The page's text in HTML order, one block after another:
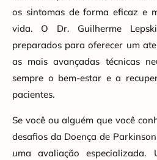
os sintomas de forma eficaz e
vida. O Dr. Guilherme
preparados para oferecer um
as mais avançadas técnicas
sempre o bem-estar e a
pacientes.
Se você ou alguém que você
desafios da Doença de
uma avaliação especializada.